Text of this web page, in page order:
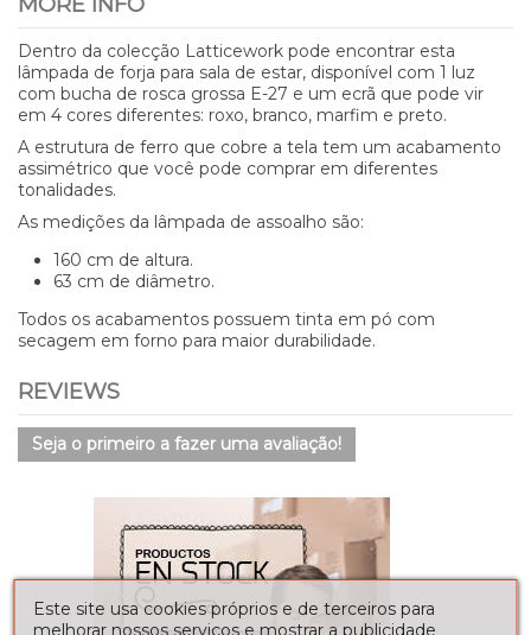
Dentro da colecção Latticework pode encontrar esta
lâmpada de forja para sala de estar, disponível com 1 luz
com bucha de rosca grossa E-27 e um ecrã que pode vir
em 4 cores diferentes: roxo, branco, marfim e preto.
A estrutura de ferro que cobre a tela tem um acabamento
assimétrico que você pode comprar em diferentes
tonalidades.
As medições da lâmpada de assoalho são:
160 cm de altura.
63 cm de diâmetro.
Todos os acabamentos possuem tinta em pó com
secagem em forno para maior durabilidade.
REVIEWS
Seja o primeiro a fazer uma avaliação!
Este site usa cookies próprios e de terceiros para
melhorar nossos serviços e mostrar a publicidade